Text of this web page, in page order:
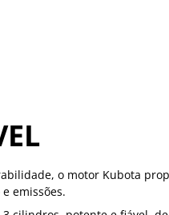
o motor Kubota
emissões.